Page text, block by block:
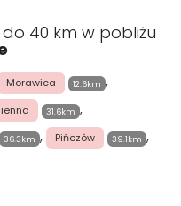
40 km w pobliżu
Morawica 12.6km ,
31.6km ,
36.3km , Pińczów 39.1km ,